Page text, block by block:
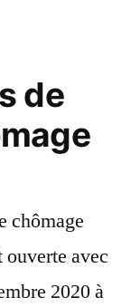
de
chômage
ouverte avec
2020 à